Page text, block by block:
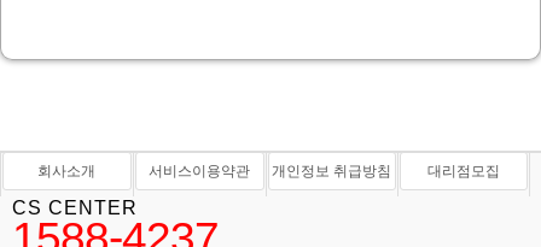
회사소개 서비스이용약관 개인정보 취급방침 대리점모집
CS CENTER